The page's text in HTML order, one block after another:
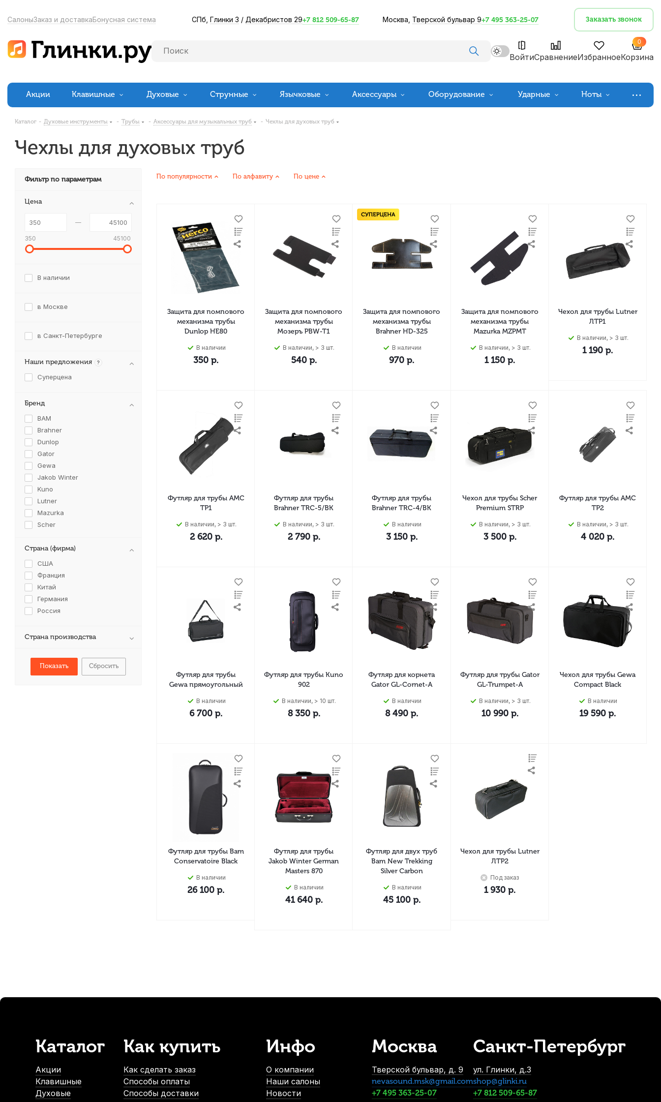
СалоныЗаказ и доставкаБонусная система СПб, Глинки 3 / Декабристов 29+7 812 509-65-87 Москва, Тверской бульвар 9+7 495 363-25-07 Заказать звонок
ВойтиСравнениеИзбранное
0
Корзина
Акции Клавишные Духовые Струнные Язычковые Аксессуары Оборудование Ударные Ноты
Каталог - Духовые инструменты - Трубы - Аксессуары для музыкальных труб - Чехлы для духовых труб
Чехлы для духовых труб
По популярности По алфавиту По цене
Защита для помпового
механизма трубы
Dunlop HE80
В наличии
350 р.
Защита для помпового
механизма трубы
Мозеръ PBW-T1
В наличии, > 3 шт.
540р.
Защита для помпового
механизма трубы
Brahner HD-325
В наличии
970 р.
Защита для помпового
механизма трубы
Mazurka MZPMT
В наличии, > 3 шт.
1 150 р.
Чехол для трубы Lutner
ЛТР1
В наличии, > 3 шт.
1 190 р.
Футляр для трубы АМС
ТР1
В наличии, > 3 шт.
2 620р.
Футляр для трубы
Brahner TRC-5/BK
В наличии, > 3 шт.
2 790р.
Футляр для трубы
Brahner TRC-4/BK
В наличии
3 150р.
Чехол для трубы Scher
Premium STRP
В наличии, > 3 шт.
3 500р.
Футляр для трубы АМС
ТР2
В наличии, > 3 шт.
4 020 р.
Футляр для трубы
Gewa прямоугольный
В наличии
6 700 р.
Футляр для трубы Kuno
902
В наличии, > 10 шт.
8 350р.
Футляр для корнета
Gator GL-Cornet-A
В наличии
8 490 р.
Футляр для трубы Gator
GL-Trumpet-A
В наличии, > 3 шт.
10 990р.
Чехол для трубы Gewa
Compact Black
В наличии
19 590 р.
Футляр для трубы Bam
Conservatoire Black
В наличии
26 100 р.
Футляр для трубы
Jakob Winter German
Masters 870
В наличии
41 640р.
Футляр для двух труб
Bam New Trekking
Silver Carbon
В наличии
45 100р.
Чехол для трубы Lutner
ЛТР2
Под заказ
1 930 р.
Фильтр по параметрам
Цена
350 45100
В наличии
в Москве
в Санкт-Петербурге
Наши предложения ?
Суперцена
Бренд
BAM
Brahner
Dunlop
Gator
Gewa
Jakob Winter
Kuno
Lutner
Mazurka
Scher
Мозеръ
Страна (фирма)
США
Франция
Китай
Германия
Россия
Страна производства
Сбросить
Каталог
Акции
Клавишные
Духовые
Как купить
Как сделать заказ
Способы оплаты
Способы доставки
Инфо
О компании
Наши салоны
Новости
Москва
Тверской бульвар, д. 9
nevasound.msk@gmail.com
+7 495 363-25-07
Санкт-Петербург
ул. Глинки, д.3
shop@glinki.ru
+7 812 509-65-87